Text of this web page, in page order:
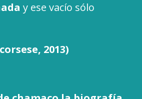
y ese vacío sólo
2013)